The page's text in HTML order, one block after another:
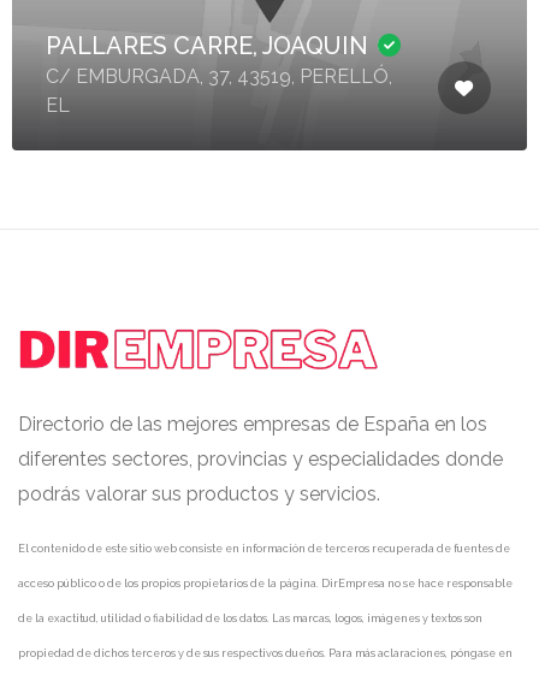
PALLARES CARRE, JOAQUIN
C/ EMBURGADA, 37, 43519, PERELLÓ,
EL
Directorio de las mejores empresas de España en los
diferentes sectores, provincias y especialidades donde
podrás valorar sus productos y servicios.
El contenido de este sitio web consiste en información de terceros recuperada de fuentes de
acceso público o de los propios propietarios de la página. DirEmpresa no se hace responsable
de la exactitud, utilidad o fiabilidad de los datos. Las marcas, logos, imágenes y textos son
propiedad de dichos terceros y de sus respectivos dueños. Para más aclaraciones, póngase en